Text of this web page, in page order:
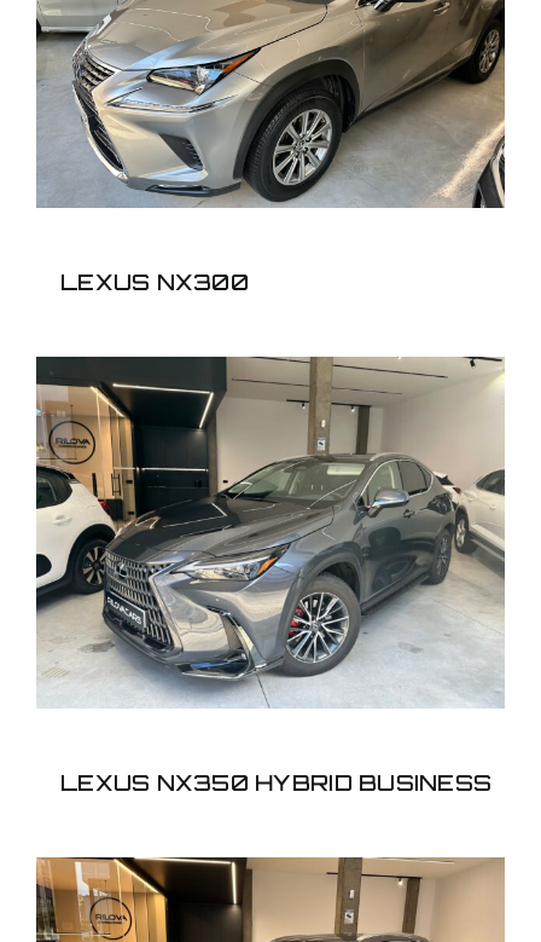
LEXUS NX300
LEXUS NX300
LEXUS NX350 HYBRID
BUSINESS
LEXUS NX350 HYBRID BUSINESS